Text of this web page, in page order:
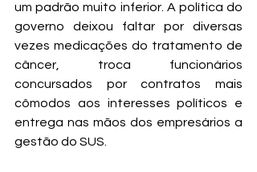
um padrão muito inferior. A política do
governo deixou faltar por diversas
vezes medicações do tratamento de
câncer, troca funcionários
concursados por contratos mais
cômodos aos interesses políticos e
entrega nas mãos dos empresários a
gestão do SUS.